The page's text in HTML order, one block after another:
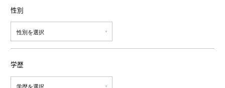
性別
学歴